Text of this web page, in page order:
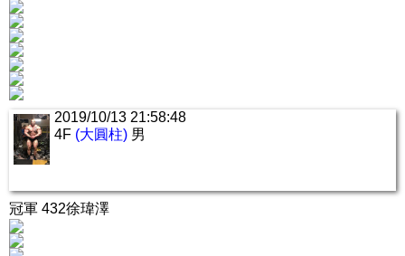
2019/10/13 21:58:48
4F (大圓柱) 男
冠軍 432徐瑋澤